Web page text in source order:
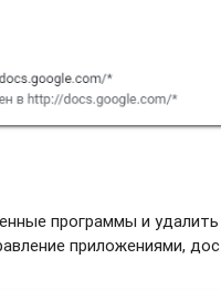
программы и
приложениями,